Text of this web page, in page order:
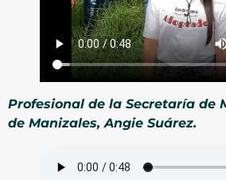
Profesional de la Secretaría de
de Manizales, Angie Suárez.